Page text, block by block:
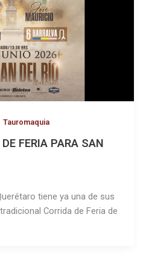
Tauromaquia
FERIA PARA SAN
tiene ya una de sus
Corrida de Feria de